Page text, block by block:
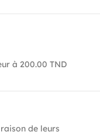
à 200.00 TND
de leurs